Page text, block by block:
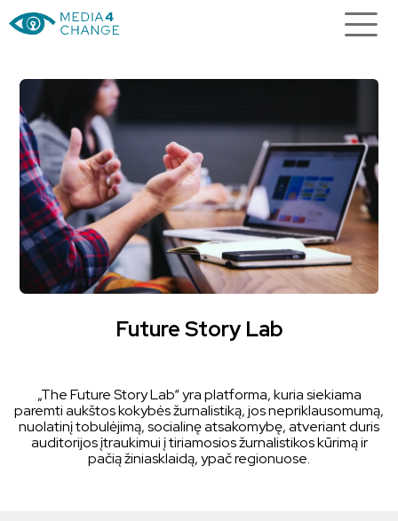
Future Story Lab
„The Future Story Lab“ yra platforma, kuria siekiama
paremti aukštos kokybės žurnalistiką, jos nepriklausomumą,
nuolatinį tobulėjimą, socialinę atsakomybę, atveriant duris
auditorijos įtraukimui į tiriamosios žurnalistikos kūrimą ir
pačią žiniasklaidą, ypač regionuose.